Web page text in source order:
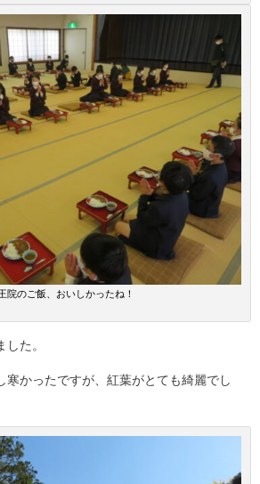
院のご飯、おいしかったね！
た。
寒かったですが、紅葉がとても綺麗でし